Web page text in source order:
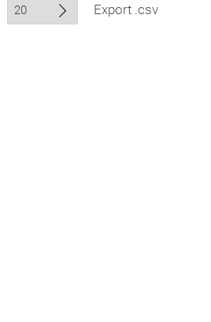
Export .csv